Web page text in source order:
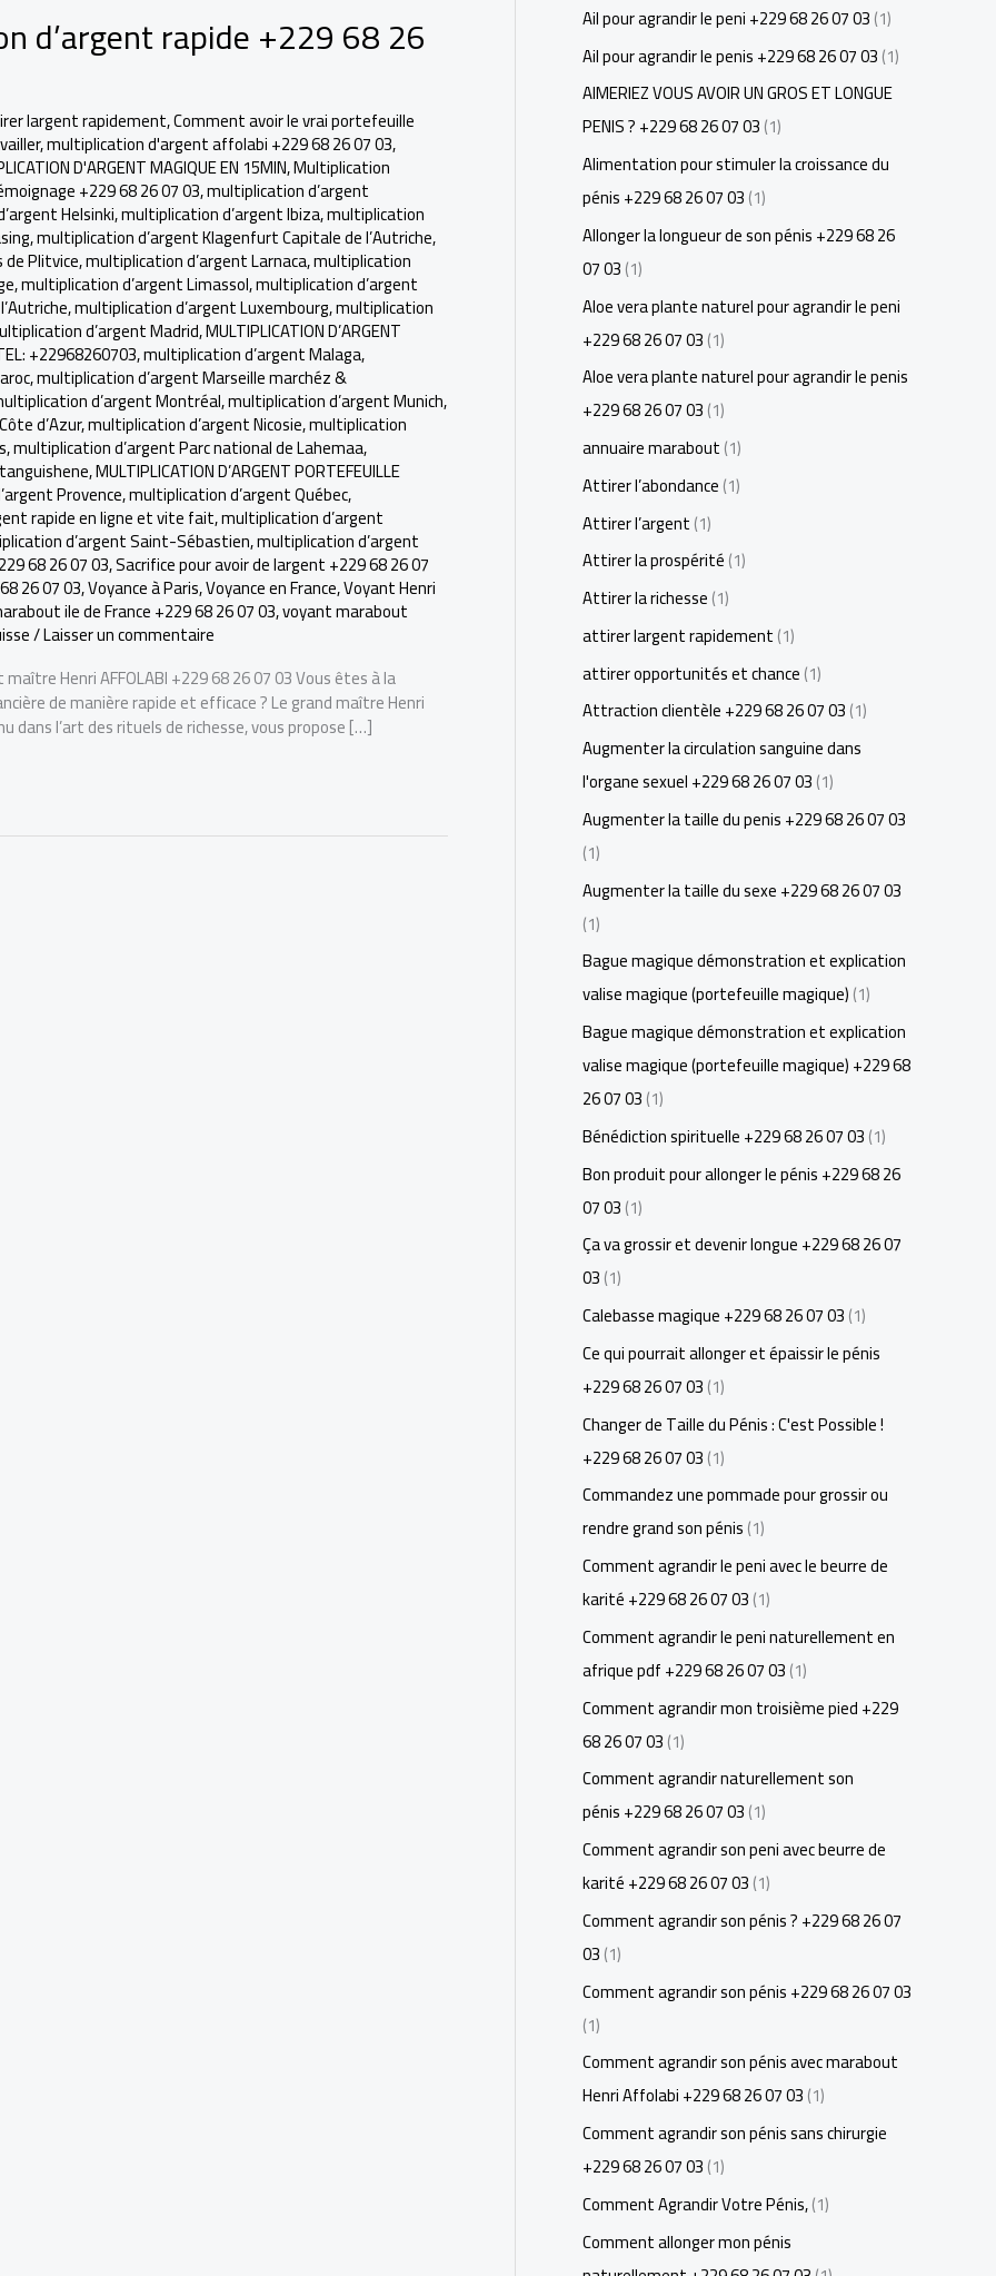
d’argent rapide +229 68 26
largent rapidement,Comment avoir le vrai portefeuille
,multiplication d'argent affolabi +229 68 26 07 03,
D'ARGENT MAGIQUE EN 15MIN,Multiplication
+229 68 26 07 03,multiplication d’argent
Helsinki,multiplication d’argent Ibiza,multiplication
,multiplication d’argent Klagenfurt Capitale de l’Autriche,
Plitvice,multiplication d’argent Larnaca,multiplication
,multiplication d’argent Limassol,multiplication d’argent
,multiplication d’argent Luxembourg,multiplication
d’argent Madrid,MULTIPLICATION D’ARGENT
+22968260703,multiplication d’argent Malaga,
,multiplication d’argent Marseille marchéz &
d’argent Montréal,multiplication d’argent Munich,
d’Azur,multiplication d’argent Nicosie,multiplication
,multiplication d’argent Parc national de Lahemaa,
,MULTIPLICATION D’ARGENT PORTEFEUILLE
Provence,multiplication d’argent Québec,
rapide en ligne et vite fait,multiplication d’argent
d’argent Saint-Sébastien,multiplication d’argent
68 26 07 03,Sacrifice pour avoir de largent +229 68 26 07
26 07 03,Voyance à Paris,Voyance en France,Voyant Henri
ile de France +229 68 26 07 03,voyant marabout
/Laisser un commentaire
Henri AFFOLABI +229 68 26 07 03 Vous êtes à la
de manière rapide et efficace ? Le grand maître Henri
dans l’art des rituels de richesse, vous propose […]
Ail pour agrandir le peni +229 68 26 07 03(1)
Ail pour agrandir le penis +229 68 26 07 03(1)
AIMERIEZ VOUS AVOIR UN GROS ET LONGUE
PENIS ? +229 68 26 07 03(1)
Alimentation pour stimuler la croissance du
pénis +229 68 26 07 03(1)
Allonger la longueur de son pénis +229 68 26
07 03(1)
Aloe vera plante naturel pour agrandir le peni
+229 68 26 07 03(1)
Aloe vera plante naturel pour agrandir le penis
+229 68 26 07 03(1)
annuaire marabout(1)
Attirer l’abondance(1)
Attirer l’argent(1)
Attirer la prospérité(1)
Attirer la richesse(1)
attirer largent rapidement(1)
attirer opportunités et chance(1)
Attraction clientèle +229 68 26 07 03(1)
Augmenter la circulation sanguine dans
l'organe sexuel +229 68 26 07 03(1)
Augmenter la taille du penis +229 68 26 07 03
(1)
Augmenter la taille du sexe +229 68 26 07 03
(1)
Bague magique démonstration et explication
valise magique (portefeuille magique)(1)
Bague magique démonstration et explication
valise magique (portefeuille magique) +229 68
26 07 03(1)
Bénédiction spirituelle +229 68 26 07 03(1)
Bon produit pour allonger le pénis +229 68 26
07 03(1)
Ça va grossir et devenir longue +229 68 26 07
03(1)
Calebasse magique +229 68 26 07 03(1)
Ce qui pourrait allonger et épaissir le pénis
+229 68 26 07 03(1)
Changer de Taille du Pénis : C'est Possible !
+229 68 26 07 03(1)
Commandez une pommade pour grossir ou
rendre grand son pénis(1)
Comment agrandir le peni avec le beurre de
karité +229 68 26 07 03(1)
Comment agrandir le peni naturellement en
afrique pdf +229 68 26 07 03(1)
Comment agrandir mon troisième pied +229
68 26 07 03(1)
Comment agrandir naturellement son
pénis +229 68 26 07 03(1)
Comment agrandir son peni avec beurre de
karité +229 68 26 07 03(1)
Comment agrandir son pénis ? +229 68 26 07
03(1)
Comment agrandir son pénis +229 68 26 07 03
(1)
Comment agrandir son pénis avec marabout
Henri Affolabi +229 68 26 07 03(1)
Comment agrandir son pénis sans chirurgie
+229 68 26 07 03(1)
Comment Agrandir Votre Pénis,(1)
Comment allonger mon pénis